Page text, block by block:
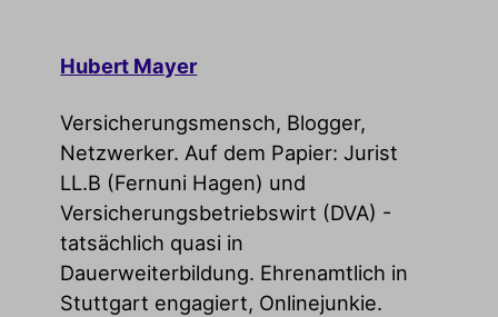
Hubert Mayer
Versicherungsmensch, Blogger,
Netzwerker. Auf dem Papier: Jurist
LL.B (Fernuni Hagen) und
Versicherungsbetriebswirt (DVA) -
tatsächlich quasi in
Dauerweiterbildung. Ehrenamtlich in
Stuttgart engagiert, Onlinejunkie.